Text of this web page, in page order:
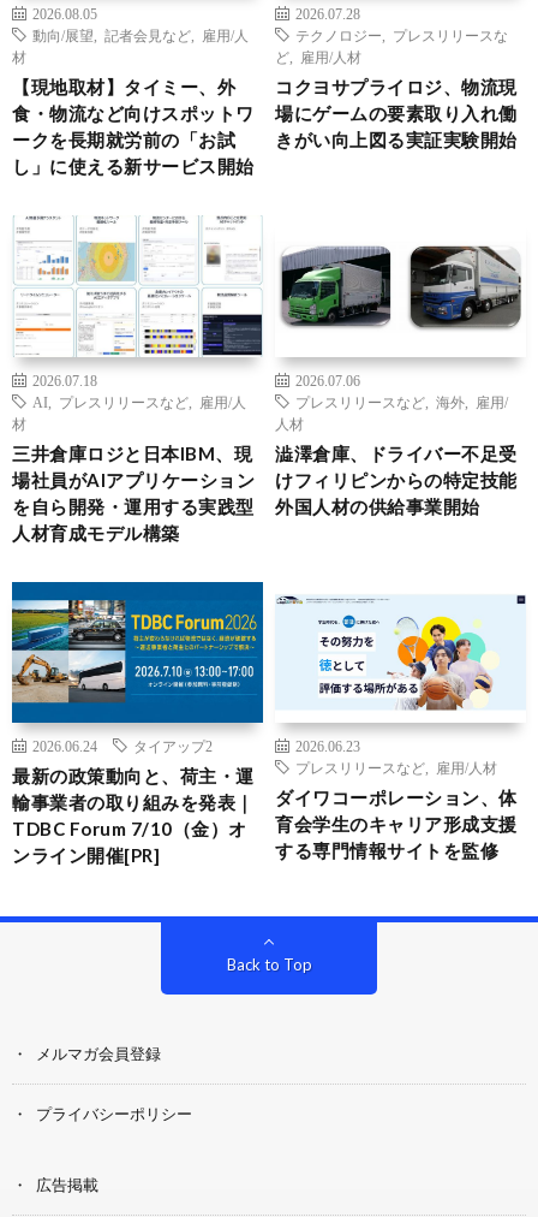
2026.08.05
動向/展望
記者会見など
雇用/人
材
【現地取材】タイミー、外
食・物流など向けスポットワ
ークを長期就労前の「お試
し」に使える新サービス開始
2026.07.28
テクノロジー
プレスリリースな
ど
雇用/人材
コクヨサプライロジ、物流現
場にゲームの要素取り入れ働
きがい向上図る実証実験開始
2026.07.18
AI
プレスリリースなど
雇用/人
材
三井倉庫ロジと日本IBM、現
場社員がAIアプリケーション
を自ら開発・運用する実践型
人材育成モデル構築
2026.07.06
プレスリリースなど
海外
雇用/
人材
澁澤倉庫、ドライバー不足受
けフィリピンからの特定技能
外国人材の供給事業開始
2026.06.24 タイアップ2
最新の政策動向と、荷主・運
輸事業者の取り組みを発表｜
TDBC Forum 7/10（金）オ
ンライン開催[PR]
2026.06.23
プレスリリースなど
雇用/人材
ダイワコーポレーション、体
育会学生のキャリア形成支援
する専門情報サイトを監修
Back to Top
メルマガ会員登録
プライバシーポリシー
広告掲載